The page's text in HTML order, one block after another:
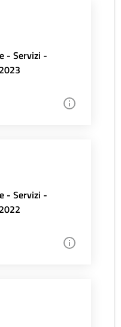
- Servizi -
- Servizi -